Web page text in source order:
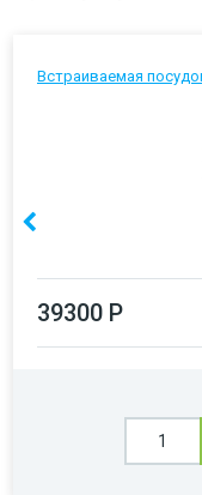
Встраиваемая
39300 Р